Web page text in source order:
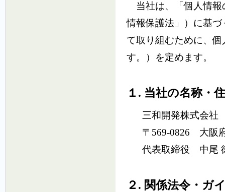
当社は、「個人情報
情報保護法」）に基
て取り組むために、
す。）を定めます。
１. 当社の名称・
三和開発株式会社
〒569-0826 大阪
代表取締役 中尾
２. 関係法令・ガ